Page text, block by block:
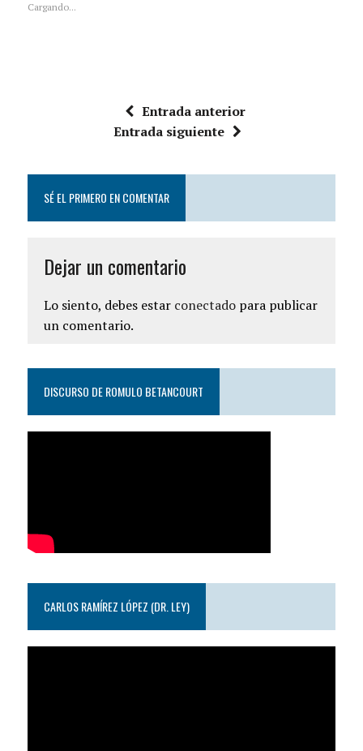
Cargando...
Entrada anterior
Entrada siguiente
SÉ EL PRIMERO EN COMENTAR
Dejar un comentario
Lo siento, debes estar conectadopara publicar
un comentario.
DISCURSO DE ROMULO BETANCOURT
CARLOS RAMÍREZ LÓPEZ (DR. LEY)